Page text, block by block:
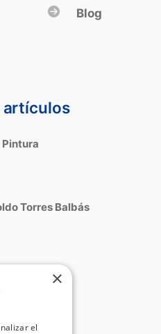
Blog
artículos
Pintura
Torres Balbás
×
el